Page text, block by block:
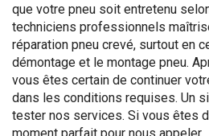
que votre pneu soit entretenu
techniciens professionnels
réparation pneu crevé, surtout en
démontage et le montage pneu.
vous êtes certain de continuer
dans les conditions requises. Un
tester nos services. Si vous êtes